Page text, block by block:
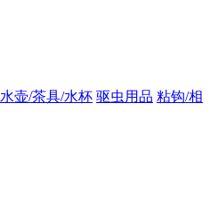
水壶/茶具/水杯 驱虫用品 粘钩/相